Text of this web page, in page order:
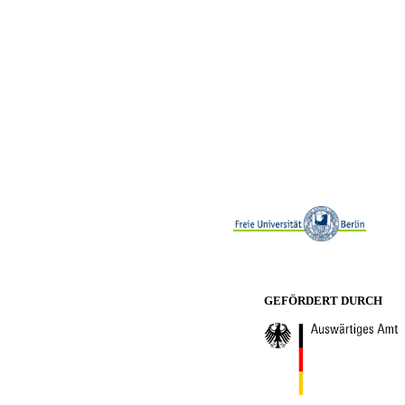
GEFÖRDERT DURCH